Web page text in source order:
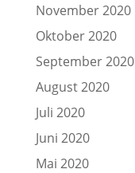
November 2020
Oktober 2020
September 2020
August 2020
Juli 2020
Juni 2020
Mai 2020